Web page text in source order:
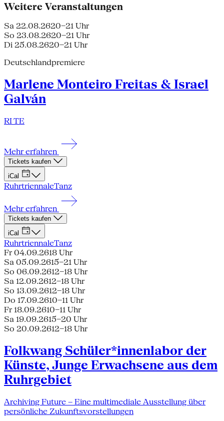
Weitere Veranstaltungen
Sa 22.08.2620–21 Uhr
So 23.08.2620–21 Uhr
Di 25.08.2620–21 Uhr
Deutschlandpremiere
Marlene Monteiro Freitas & Israel
Galván
RI TE
Mehr erfahren
Tickets kaufen
iCal
RuhrtriennaleTanz
Mehr erfahren
Tickets kaufen
iCal
RuhrtriennaleTanz
Fr 04.09.2618 Uhr
Sa 05.09.2615–21 Uhr
So 06.09.2612–18 Uhr
Sa 12.09.2612–18 Uhr
So 13.09.2612–18 Uhr
Do 17.09.2610–11 Uhr
Fr 18.09.2610–11 Uhr
Sa 19.09.2615–20 Uhr
So 20.09.2612–18 Uhr
Folkwang Schüler*innenlabor der
Künste, Junge Erwachsene aus dem
Ruhrgebiet
Archiving Future – Eine multimediale Ausstellung über
persönliche Zukunftsvorstellungen